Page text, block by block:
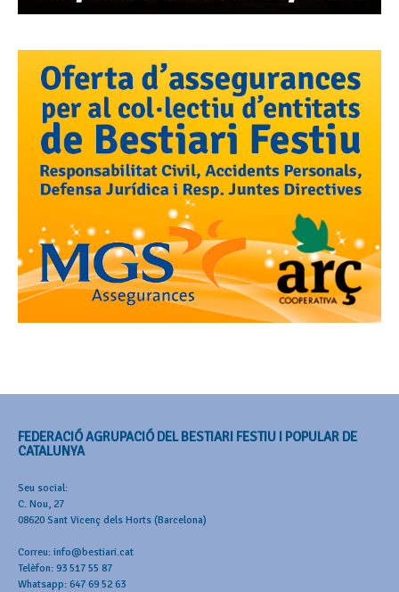
FEDERACIÓ AGRUPACIÓ DEL BESTIARI FESTIU I POPULAR DE
CATALUNYA
Seu social:
C. Nou, 27
08620 Sant Vicenç dels Horts (Barcelona)
Correu: info@bestiari.cat
Telèfon: 93 517 55 87
Whatsapp: 647 69 52 63